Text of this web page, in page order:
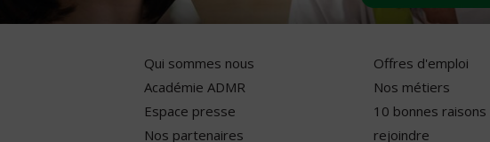
Qui sommes nous
Académie ADMR
Espace presse
Nos partenaires
Offres d'emploi
Nos métiers
10 bonnes raisons
rejoindre